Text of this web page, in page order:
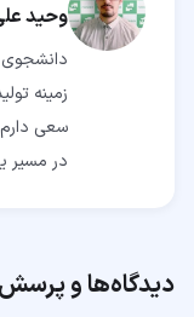
وحید
زمینه
سعی دارم
در مسیر
دیدگاه‌ها و